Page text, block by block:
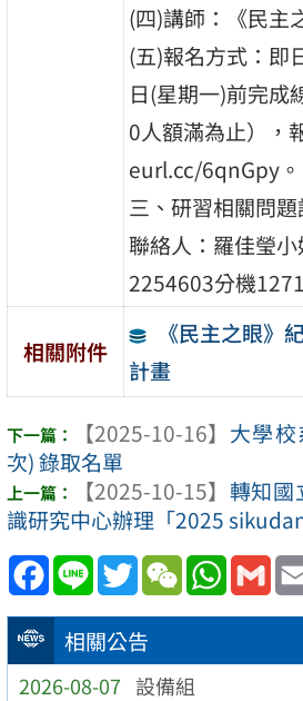
相關公告
2026-08-07 設備組
(四)講師：《民主
(五)報名方式：即
日(星期一)前完成
0人額滿為止）
eurl.cc/6qnGpy。
三、研習相關問
聯絡人：羅佳瑩
2254603分機
相關附件
《民主之眼》
計畫
【2025-10-16】 大學
次) 錄取名單
【2025-10-15】 轉知國
識研究中心辦理「2025
Facebook
Line TwitterWeChat